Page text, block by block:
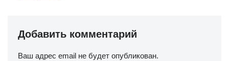
Добавить комментарий
Ваш адрес email не будет опубликован.